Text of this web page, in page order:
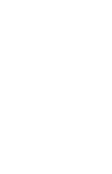
moment.)
moment.)